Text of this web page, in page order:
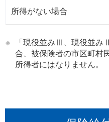
所得がない場合
※
「現役並みⅢ、現役並
合、被保険者の市区町村
所得者にはなりません。